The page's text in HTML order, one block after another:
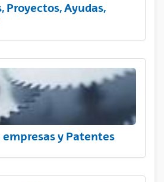
Proyectos, Ayudas,
y Patentes